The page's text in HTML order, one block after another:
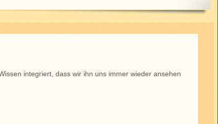
integriert, dass wir ihn uns immer wieder ansehen